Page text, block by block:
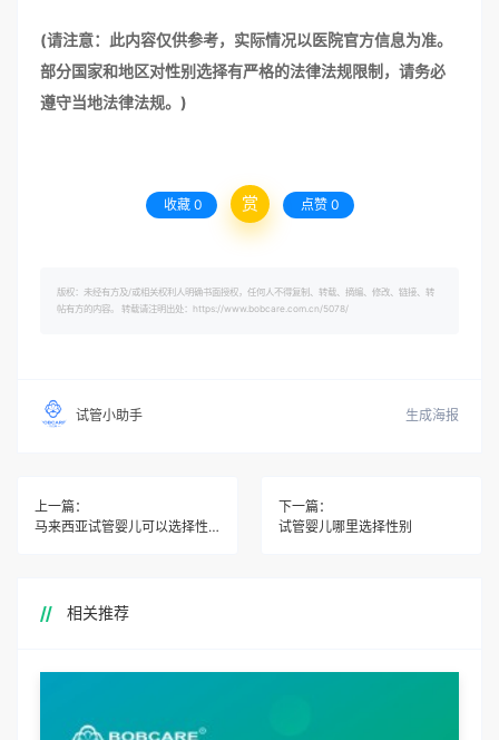
(请注意：此内容仅供参考，实际情况以医院官方信息为准。
部分国家和地区对性别选择有严格的法律法规限制，请务必
遵守当地法律法规。)
收藏 0 赏 点赞 0
版权：未经有方及/或相关权利人明确书面授权，任何人不得复制、转载、摘编、修改、链接、转
帖有方的内容。 转载请注明出处：https://www.bobcare.com.cn/5078/
试管小助手 生成海报
上一篇：
马来西亚试管婴儿可以选择性别吗
下一篇：
试管婴儿哪里选择性别
相关推荐